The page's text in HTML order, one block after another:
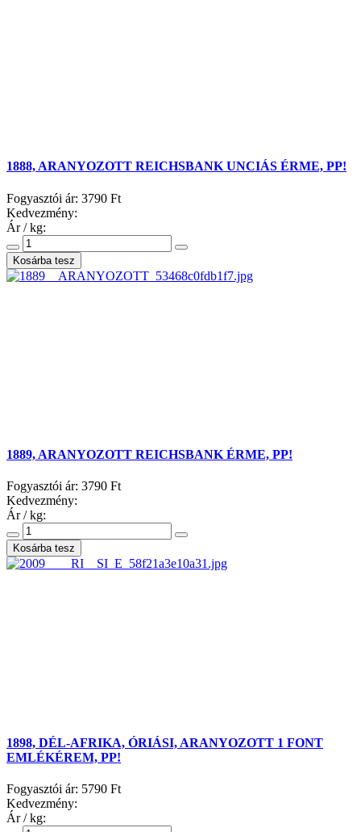
1888, ARANYOZOTT REICHSBANK UNCIÁS ÉRME, PP!
Fogyasztói ár: 3790 Ft
Kedvezmény:
Ár / kg:
1889, ARANYOZOTT REICHSBANK ÉRME, PP!
Fogyasztói ár: 3790 Ft
Kedvezmény:
Ár / kg:
1898, DÉL-AFRIKA, ÓRIÁSI, ARANYOZOTT 1 FONT
EMLÉKÉREM, PP!
Fogyasztói ár: 5790 Ft
Kedvezmény:
Ár / kg: